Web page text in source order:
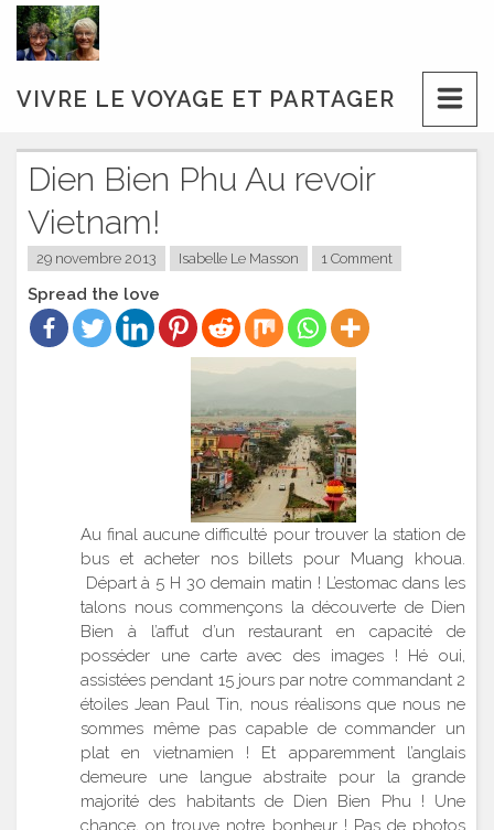
Skip
content
VIVRE LE VOYAGE ET PARTAGER
Dien Bien Phu Au revoir
Vietnam!
29 novembre 2013 Isabelle Le Masson 1 Comment
Spread the love
Au final aucune difficulté pour trouver la station de
bus et acheter nos billets pour Muang khoua.
Départ à 5 H 30 demain matin ! L’estomac dans les
talons nous commençons la découverte de Dien
Bien à l’affut d’un restaurant en capacité de
posséder une carte avec des images ! Hé oui,
assistées pendant 15 jours par notre commandant 2
étoiles Jean Paul Tin, nous réalisons que nous ne
sommes même pas capable de commander un
plat en vietnamien ! Et apparemment l’anglais
demeure une langue abstraite pour la grande
majorité des habitants de Dien Bien Phu ! Une
chance, on trouve notre bonheur ! Pas de photos